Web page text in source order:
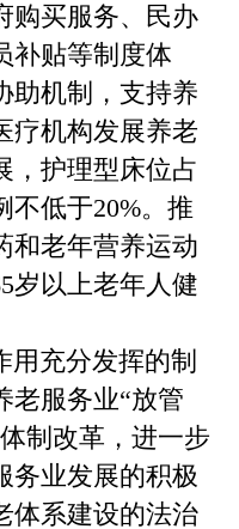
购买服务、民办
补贴等制度体
助机制，支持养
疗机构发展养老
，护理型床位占
不低于20%。推
和老年营养运动
岁以上老年人健
用充分发挥的制
老服务业“放管
制改革，进一步
务业发展的积极
体系建设的法治